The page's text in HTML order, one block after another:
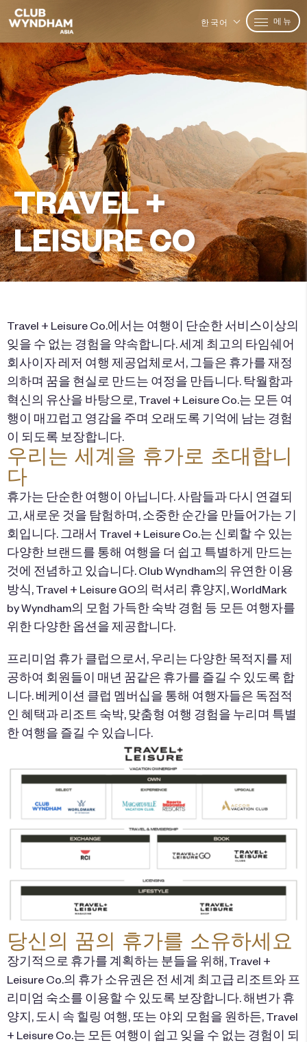
한국어 메뉴
TRAVEL +
LEISURE CO
Travel + Leisure Co.에서는 여행이 단순한 서비스이상의
잊을 수 없는 경험을 약속합니다. 세계 최고의 타임쉐어
회사이자 레저 여행 제공업체로서, 그들은 휴가를 재정
의하며 꿈을 현실로 만드는 여정을 만듭니다. 탁월함과
혁신의 유산을 바탕으로, Travel + Leisure Co.는 모든 여
행이 매끄럽고 영감을 주며 오래도록 기억에 남는 경험
이 되도록 보장합니다.
우리는 세계을 휴가로 초대합니
다
휴가는 단순한 여행이 아닙니다. 사람들과 다시 연결되
고, 새로운 것을 탐험하며, 소중한 순간을 만들어가는 기
회입니다. 그래서 Travel + Leisure Co.는 신뢰할 수 있는
다양한 브랜드를 통해 여행을 더 쉽고 특별하게 만드는
것에 전념하고 있습니다. Club Wyndham의 유연한 이용
방식, Travel + Leisure GO의 럭셔리 휴양지, WorldMark
by Wyndham의 모험 가득한 숙박 경험 등 모든 여행자를
위한 다양한 옵션을 제공합니다.
프리미엄 휴가 클럽으로서, 우리는 다양한 목적지를 제
공하여 회원들이 매년 꿈같은 휴가를 즐길 수 있도록 합
니다. 베케이션 클럽 멤버십을 통해 여행자들은 독점적
인 혜택과 리조트 숙박, 맞춤형 여행 경험을 누리며 특별
한 여행을 즐길 수 있습니다.
당신의 꿈의 휴가를 소유하세요
장기적으로 휴가를 계획하는 분들을 위해, Travel +
Leisure Co.의 휴가 소유권은 전 세계 최고급 리조트와 프
리미엄 숙소를 이용할 수 있도록 보장합니다. 해변가 휴
양지, 도시 속 힐링 여행, 또는 야외 모험을 원하든, Travel
+ Leisure Co.는 모든 여행이 쉽고 잊을 수 없는 경험이 되